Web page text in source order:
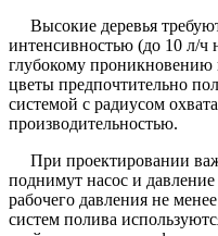
Высокие деревья
интенсивностью (до 10 л/ч
глубокому проникновению
цветы предпочтительно
системой с радиусом
производительностью.
При проектировании
поднимут насос и
рабочего давления не
систем полива